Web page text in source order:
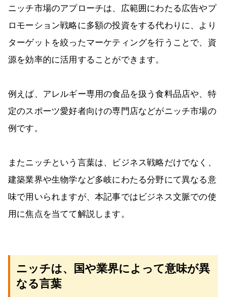
ニッチ市場のアプローチは、広範囲にわたる広告やプ
ロモーション戦略に多額の投資をする代わりに、より
ターゲットを絞ったマーケティングを行うことで、資
源を効率的に活用することができます。
例えば、アレルギー専用の食品を扱う食料品店や、特
定のスポーツ愛好者向けの専門店などがニッチ市場の
例です。
またニッチという言葉は、ビジネス戦略だけでなく、
建築業界や生物学など多岐にわたる分野にて異なる意
味で用いられますが、本記事ではビジネス文脈での使
用に焦点を当てて解説します。
ニッチは、国や業界によって意味が異
なる言葉